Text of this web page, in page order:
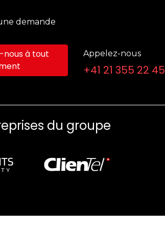
demande
à tout
Appelez-nous
+41 21 355 22 45
du groupe